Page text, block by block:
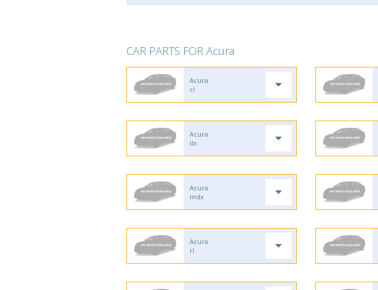
CAR PARTS FOR Acura
Acura
cl
Acura
ilx
Acura
mdx
Acura
rl